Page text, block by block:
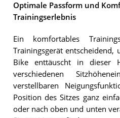
Optimale Passform und
Trainingserlebnis
Ein komfortables
Trainingsgerät entscheidend,
Bike enttäuscht in dieser
verschiedenen
verstellbaren
Position des Sitzes ganz
oder nach oben und unten